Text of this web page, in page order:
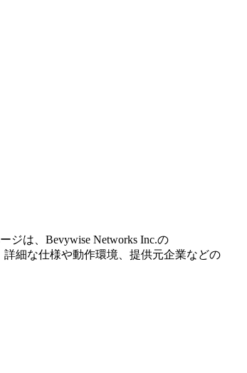
ジは、 Bevywise Networks Inc.の
細な仕様や動作環境、提供元企業などの